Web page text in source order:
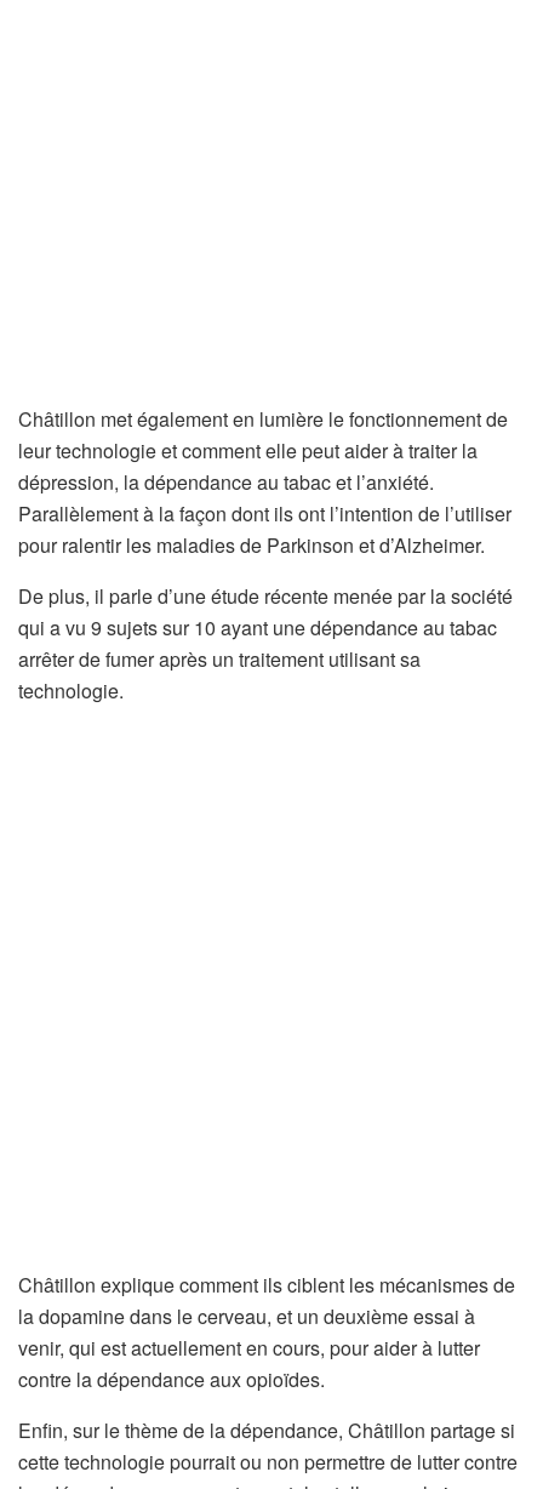
Châtillon met également en lumière le fonctionnement de
leur technologie et comment elle peut aider à traiter la
dépression, la dépendance au tabac et l’anxiété.
Parallèlement à la façon dont ils ont l’intention de l’utiliser
pour ralentir les maladies de Parkinson et d’Alzheimer.
De plus, il parle d’une étude récente menée par la société
qui a vu 9 sujets sur 10 ayant une dépendance au tabac
arrêter de fumer après un traitement utilisant sa
technologie.
Châtillon explique comment ils ciblent les mécanismes de
la dopamine dans le cerveau, et un deuxième essai à
venir, qui est actuellement en cours, pour aider à lutter
contre la dépendance aux opioïdes.
Enfin, sur le thème de la dépendance, Châtillon partage si
cette technologie pourrait ou non permettre de lutter contre